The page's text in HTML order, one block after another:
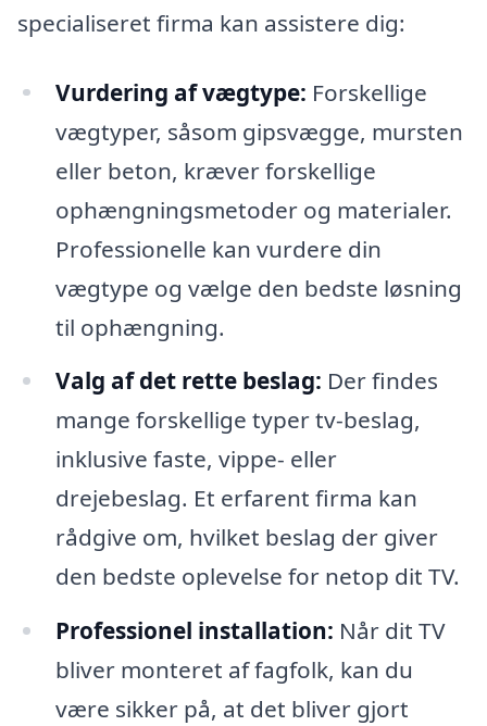
specialiseret firma kan assistere dig:
Vurdering af vægtype: Forskellige
vægtyper, såsom gipsvægge, mursten
eller beton, kræver forskellige
ophængningsmetoder og materialer.
Professionelle kan vurdere din
vægtype og vælge den bedste løsning
til ophængning.
Valg af det rette beslag: Der findes
mange forskellige typer tv-beslag,
inklusive faste, vippe- eller
drejebeslag. Et erfarent firma kan
rådgive om, hvilket beslag der giver
den bedste oplevelse for netop dit TV.
Professionel installation: Når dit TV
bliver monteret af fagfolk, kan du
være sikker på, at det bliver gjort